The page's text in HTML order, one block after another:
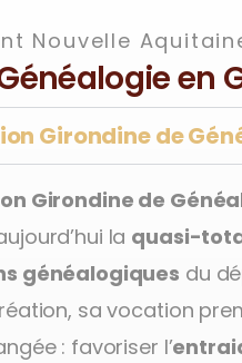
Nouvelle
Généalogie en
Girondine de
Girondine de
la quasi-
généalogiques du
sa vocation
: favoriser l’